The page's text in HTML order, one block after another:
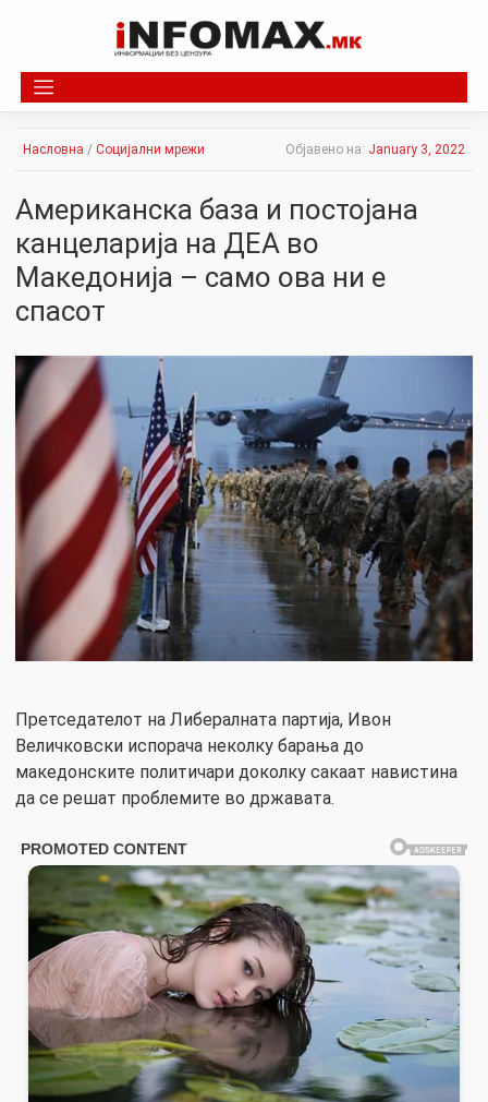
Насловна / Социјални мрежи Објавено на: January 3, 2022
Американска база и постојана
канцеларија на ДЕА во
Македонија – само ова ни е
спacoт
Претседателот на Либералната партија, Ивон
Величковски испорача неколку барања до
македонските политичари доколку сакаат навистина
да се решат проблемите во државата.